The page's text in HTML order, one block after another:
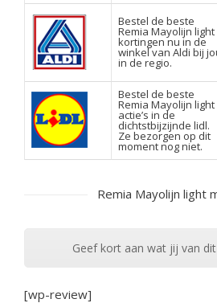
Bestel de beste
Remia Mayolijn light
kortingen nu in de
winkel van Aldi bij
in de regio.
Bestel de beste
Remia Mayolijn light
actie’s in de
dichtstbijzijnde lidl.
Ze bezorgen op dit
moment nog niet.
Remia Mayolijn light
Geef kort aan wat jij van
[wp-review]